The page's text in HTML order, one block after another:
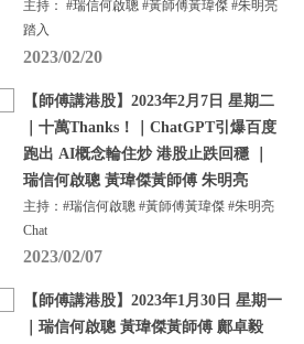
主持： #瑞信何啟聰 #黃師傅黃瑋傑 #朱明亮
踏入
2023/02/20
【師傅講港股】2023年2月7日 星期二
｜十萬Thanks！｜ChatGPT引爆百度
跑出 AI概念輪住炒 港股止跌回穩 ｜
瑞信何啟聰 黃瑋傑黃師傅 朱明亮
主持：#瑞信何啟聰 #黃師傅黃瑋傑 #朱明亮
Chat
2023/02/07
【師傅講港股】2023年1月30日 星期一
｜瑞信何啟聰 黃瑋傑黃師傅 鄺卓毅